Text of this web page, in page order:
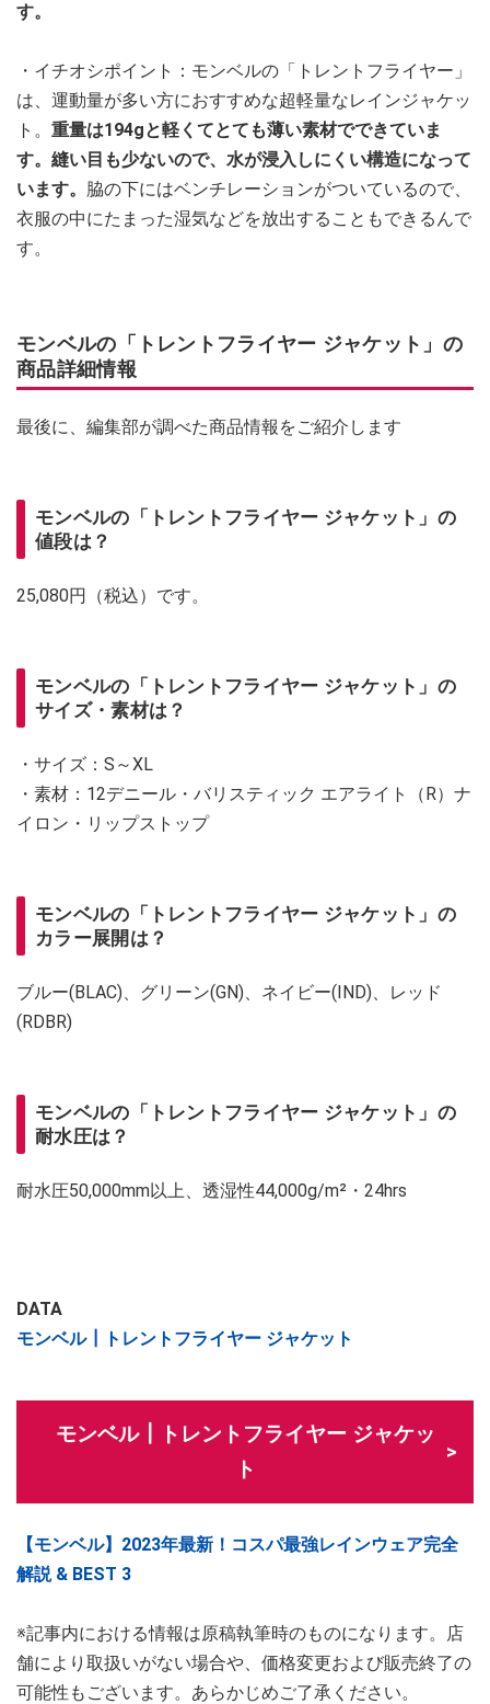
す。
・イチオシポイント：モンベルの「トレントフライヤー」
は、運動量が多い方におすすめな超軽量なレインジャケッ
ト。 重量は194gと軽くてとても薄い素材でできていま
す。縫い目も少ないので、水が浸入しにくい構造になって
います。 脇の下にはベンチレーションがついているので、
衣服の中にたまった湿気などを放出することもできるんで
す。
モンベルの「トレントフライヤー ジャケット」の
商品詳細情報
最後に、編集部が調べた商品情報をご紹介します
モンベルの「トレントフライヤー ジャケット」の
値段は？
25,080円（税込）です。
モンベルの「トレントフライヤー ジャケット」の
サイズ・素材は？
・サイズ：S～XL
・素材：12デニール・バリスティック エアライト（R）ナ
イロン・リップストップ
モンベルの「トレントフライヤー ジャケット」の
カラー展開は？
ブルー(BLAC)、グリーン(GN)、ネイビー(IND)、レッド
(RDBR)
モンベルの「トレントフライヤー ジャケット」の
耐水圧は？
耐水圧50,000mm以上、透湿性44,000g/m²・24hrs
DATA
モンベル┃トレントフライヤー ジャケット
モンベル┃トレントフライヤー ジャケッ
ト
【モンベル】2023年最新！コスパ最強レインウェア完全
解説 & BEST 3
※記事内における情報は原稿執筆時のものになります。店
舗により取扱いがない場合や、価格変更および販売終了の
可能性もございます。あらかじめご了承ください。